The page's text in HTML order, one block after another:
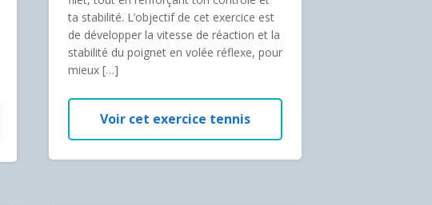
ta stabilité. L’objectif de cet exercice est
de développer la vitesse de réaction et la
stabilité du poignet en volée réflexe, pour
mieux […]
Voir cet exercice tennis